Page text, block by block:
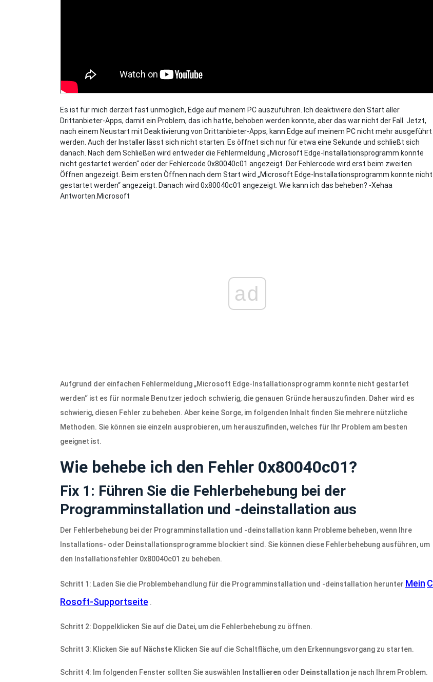
Es ist für mich derzeit fast unmöglich, Edge auf meinem PC auszuführen. Ich deaktiviere den Start aller
Drittanbieter-Apps, damit ein Problem, das ich hatte, behoben werden konnte, aber das war nicht der Fall. Jetzt,
nach einem Neustart mit Deaktivierung von Drittanbieter-Apps, kann Edge auf meinem PC nicht mehr ausgeführt
werden. Auch der Installer lässt sich nicht starten. Es öffnet sich nur für etwa eine Sekunde und schließt sich
danach. Nach dem Schließen wird entweder die Fehlermeldung „Microsoft Edge-Installationsprogramm konnte
nicht gestartet werden“ oder der Fehlercode 0x80040c01 angezeigt. Der Fehlercode wird erst beim zweiten
Öffnen angezeigt. Beim ersten Öffnen nach dem Start wird „Microsoft Edge-Installationsprogramm konnte nicht
gestartet werden“ angezeigt. Danach wird 0x80040c01 angezeigt. Wie kann ich das beheben? -Xehaa
Antworten.Microsoft
ad
Aufgrund der einfachen Fehlermeldung „Microsoft Edge-Installationsprogramm konnte nicht gestartet
werden“ ist es für normale Benutzer jedoch schwierig, die genauen Gründe herauszufinden. Daher wird es
schwierig, diesen Fehler zu beheben. Aber keine Sorge, im folgenden Inhalt finden Sie mehrere nützliche
Methoden. Sie können sie einzeln ausprobieren, um herauszufinden, welches für Ihr Problem am besten
geeignet ist.
Wie behebe ich den Fehler 0x80040c01?
Fix 1: Führen Sie die Fehlerbehebung bei der
Programminstallation und -deinstallation aus
Der Fehlerbehebung bei der Programminstallation und -deinstallation kann Probleme beheben, wenn Ihre
Installations- oder Deinstallationsprogramme blockiert sind. Sie können diese Fehlerbehebung ausführen, um
den Installationsfehler 0x80040c01 zu beheben.
Schritt 1: Laden Sie die Problembehandlung für die Programminstallation und -deinstallation herunter Mein C
Rosoft-Supportseite .
Schritt 2: Doppelklicken Sie auf die Datei, um die Fehlerbehebung zu öffnen.
Schritt 3: Klicken Sie auf Nächste Klicken Sie auf die Schaltfläche, um den Erkennungsvorgang zu starten.
Schritt 4: Im folgenden Fenster sollten Sie auswählen Installieren oder Deinstallation je nach Ihrem Problem.